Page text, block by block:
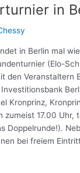
in
in Berlin mal
(Elo-
den Veranstaltern
Kronprinz,
zumeist 17.00 Uhr,
Doppelrunde!).
bei freiem